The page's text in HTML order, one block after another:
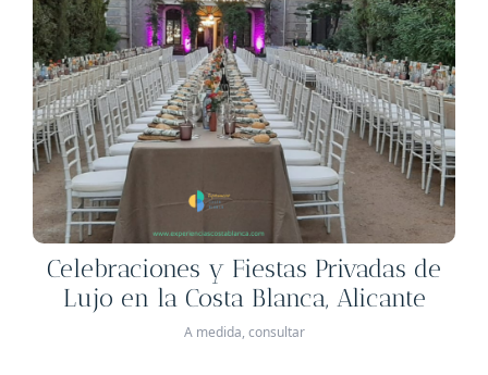
Celebraciones y Fiestas Privadas de
Lujo en la Costa Blanca, Alicante
A medida, consultar